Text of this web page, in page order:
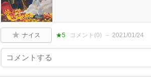
ナイス ★5 コメント(0) 2021/01/24